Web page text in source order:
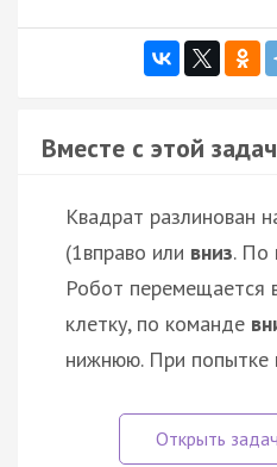
Вместе с этой
Квадрат разлинован
(1вправо или вниз. По
Робот перемещается
клетку, по команде
нижнюю. При попытке